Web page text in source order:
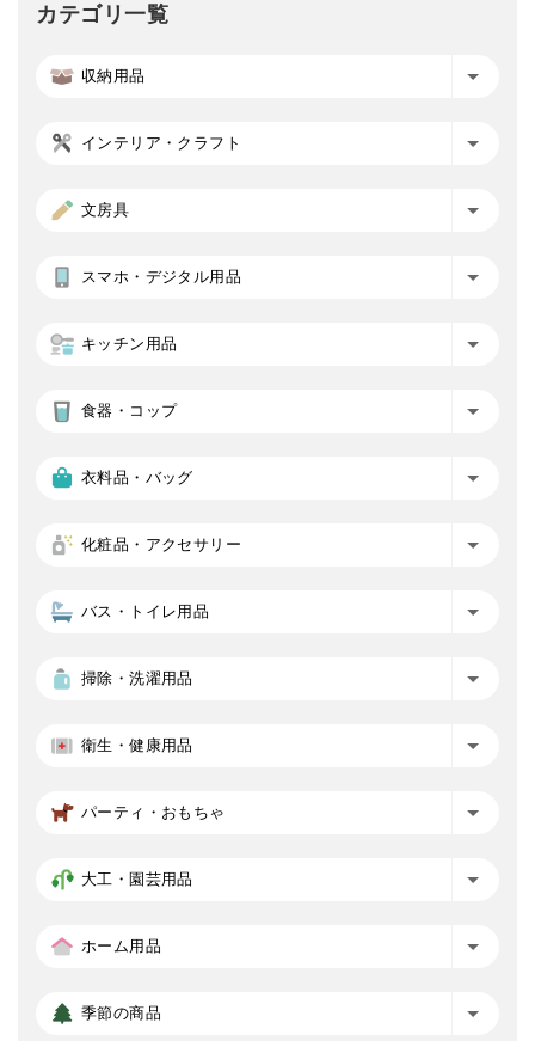
カテゴリ一覧
収納用品
インテリア・クラフト
文房具
スマホ・デジタル用品
キッチン用品
食器・コップ
衣料品・バッグ
化粧品・アクセサリー
バス・トイレ用品
掃除・洗濯用品
衛生・健康用品
パーティ・おもちゃ
大工・園芸用品
ホーム用品
季節の商品